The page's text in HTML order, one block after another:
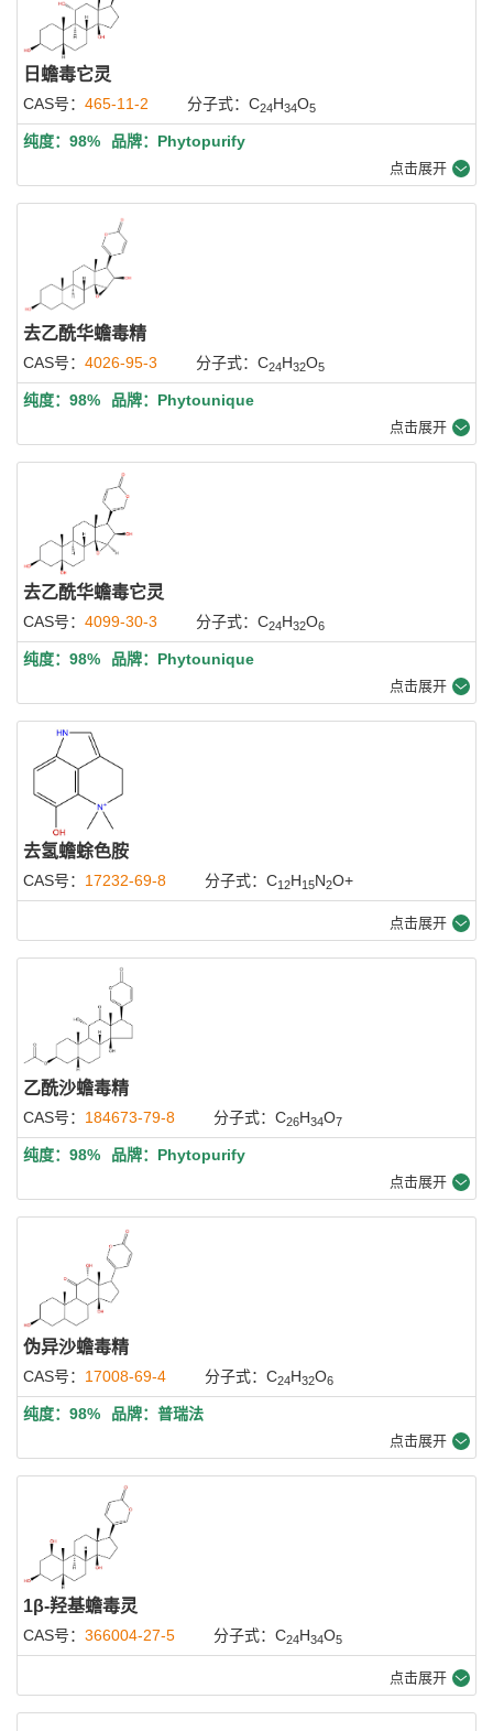
日蟾毒它灵
CAS号： 465-11-2 分子式：C24H34O5
纯度：98% 品牌：Phytopurify
点击展开
去乙酰华蟾毒精
CAS号： 4026-95-3 分子式：C24H32O5
纯度：98% 品牌：Phytounique
点击展开
去乙酰华蟾毒它灵
CAS号： 4099-30-3 分子式：C24H32O6
纯度：98% 品牌：Phytounique
点击展开
去氢蟾蜍色胺
CAS号： 17232-69-8 分子式：C12H15N2O+
点击展开
乙酰沙蟾毒精
CAS号： 184673-79-8 分子式：C26H34O7
纯度：98% 品牌：Phytopurify
点击展开
伪异沙蟾毒精
CAS号： 17008-69-4 分子式：C24H32O6
纯度：98% 品牌：普瑞法
点击展开
1β-羟基蟾毒灵
CAS号： 366004-27-5 分子式：C24H34O5
点击展开